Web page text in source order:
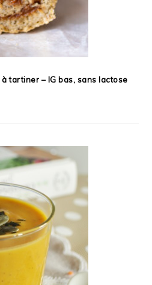
tartiner – IG bas, sans lactose